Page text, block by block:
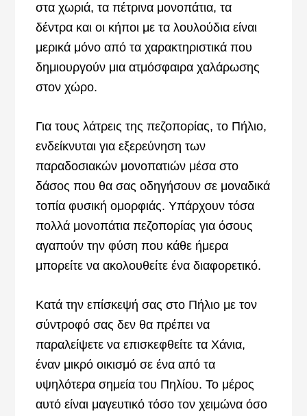
στα χωριά, τα πέτρινα μονοπάτια, τα
δέντρα και οι κήποι με τα λουλούδια είναι
μερικά μόνο από τα χαρακτηριστικά που
δημιουργούν μια ατμόσφαιρα χαλάρωσης
στον χώρο.
Για τους λάτρεις της πεζοπορίας, το Πήλιο,
ενδείκνυται για εξερεύνηση των
παραδοσιακών μονοπατιών μέσα στο
δάσος που θα σας οδηγήσουν σε μοναδικά
τοπία φυσική ομορφιάς. Υπάρχουν τόσα
πολλά μονοπάτια πεζοπορίας για όσους
αγαπούν την φύση που κάθε ήμερα
μπορείτε να ακολουθείτε ένα διαφορετικό.
Κατά την επίσκεψή σας στο Πήλιο με τον
σύντροφό σας δεν θα πρέπει να
παραλείψετε να επισκεφθείτε τα Χάνια,
έναν μικρό οικισμό σε ένα από τα
υψηλότερα σημεία του Πηλίου. Το μέρος
αυτό είναι μαγευτικό τόσο τον χειμώνα όσο